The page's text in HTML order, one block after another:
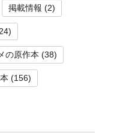
掲載情報 (2)
の原作本 (38)
(156)